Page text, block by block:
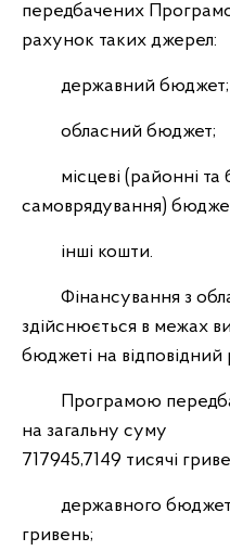
передбачених
рахунок таких джерел:
державний бюджет;
обласний бюджет;
місцеві (районні та
самоврядування)
інші кошти.
Фінансування з
здійснюється в межах
бюджеті на відповідний
Програмою
на загальну суму
717945,7149 тисячі
державного бюджету
гривень;